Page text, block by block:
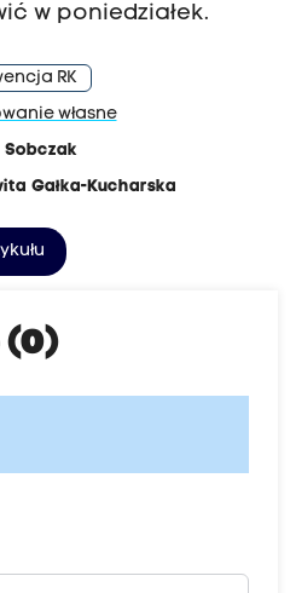
w poniedziałek.
RK
własne
Sobczak
Gałka-Kucharska
(0)